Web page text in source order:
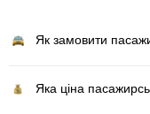
Як замовити
Яка ціна